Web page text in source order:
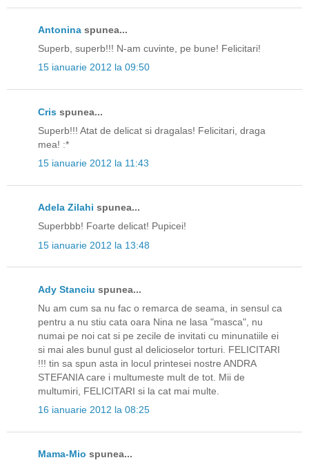
Antonina spunea...
Superb, superb!!! N-am cuvinte, pe bune! Felicitari!
15 ianuarie 2012 la 09:50
Cris spunea...
Superb!!! Atat de delicat si dragalas! Felicitari, draga
mea! :*
15 ianuarie 2012 la 11:43
Adela Zilahi spunea...
Superbbb! Foarte delicat! Pupicei!
15 ianuarie 2012 la 13:48
Ady Stanciu spunea...
Nu am cum sa nu fac o remarca de seama, in sensul ca
pentru a nu stiu cata oara Nina ne lasa "masca", nu
numai pe noi cat si pe zecile de invitati cu minunatiile ei
si mai ales bunul gust al delicioselor torturi. FELICITARI
!!! tin sa spun asta in locul printesei nostre ANDRA
STEFANIA care i multumeste mult de tot. Mii de
multumiri, FELICITARI si la cat mai multe.
16 ianuarie 2012 la 08:25
Mama-Mio spunea...